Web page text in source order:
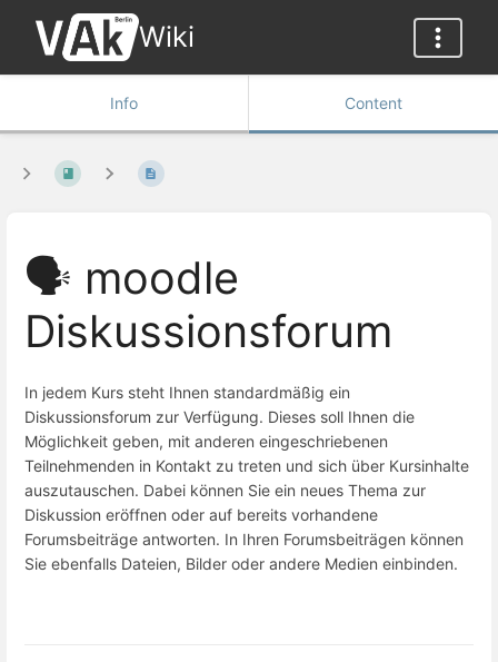
Wiki
Info Content
🗣️ moodle
Diskussionsforum
In jedem Kurs steht Ihnen standardmäßig ein
Diskussionsforum zur Verfügung. Dieses soll Ihnen die
Möglichkeit geben, mit anderen eingeschriebenen
Teilnehmenden in Kontakt zu treten und sich über Kursinhalte
auszutauschen. Dabei können Sie ein neues Thema zur
Diskussion eröffnen oder auf bereits vorhandene
Forumsbeiträge antworten. In Ihren Forumsbeiträgen können
Sie ebenfalls Dateien, Bilder oder andere Medien einbinden.